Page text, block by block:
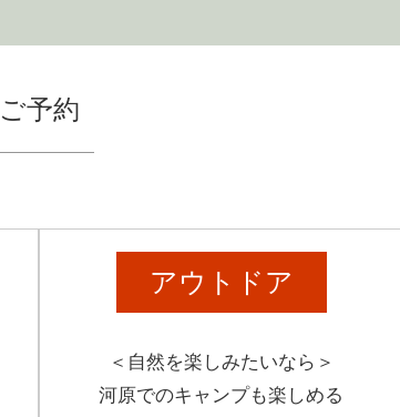
ご予約
アウトドア
＜自然を楽しみたいなら＞
河原でのキャンプも楽しめる